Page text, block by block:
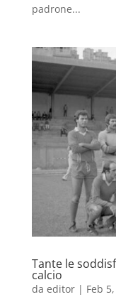
padrone...
Tante le
calcio
da editor| Feb